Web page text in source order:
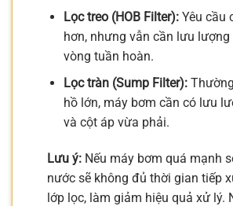
Lọc treo (HOB Filter):Yêu cầu
hơn, nhưng vẫn cần lưu
vòng tuần hoàn.
Lọc tràn (Sump Filter):
hồ lớn, máy bơm cần có lưu
và cột áp vừa phải.
Lưu ý: Nếu máy bơm quá mạnh
nước sẽ không đủ thời gian tiếp
lớp lọc, làm giảm hiệu quả xử lý.